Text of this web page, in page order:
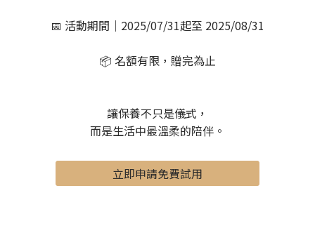
📅 活動期間｜2025/07/31起至 2025/08/31
📦 名額有限，贈完為止
讓保養不只是儀式，
而是生活中最溫柔的陪伴。
立即申請免費試用